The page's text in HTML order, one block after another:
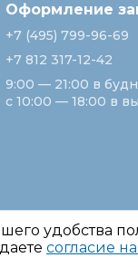
удобства
согласие
Оформление
+7 (495) 799-96-69
+7 812 317-12-42
9:00 — 21:00 в
с 10:00 — 18:00 в